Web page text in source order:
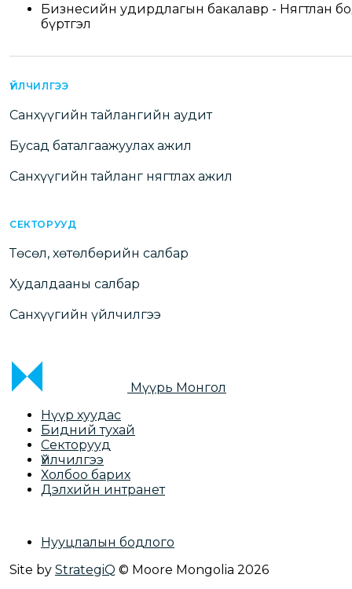
Бизнесийн удирдлагын бакалавр - Нягтлан
бүртгэл
ҮЙЛЧИЛГЭЭ
Санхүүгийн тайлангийн аудит
Бусад баталгаажуулах ажил
Санхүүгийн тайланг нягтлах ажил
СЕКТОРУУД
Төсөл, хөтөлбөрийн салбар
Худалдааны салбар
Санхүүгийн үйлчилгээ
Мүүрь Монгол
Нүүр хуудас
Бидний тухай
Секторууд
Үйлчилгээ
Холбоо барих
Дэлхийн интранет
Нууцлалын бодлого
Site by StrategiQ © Moore Mongolia 2026